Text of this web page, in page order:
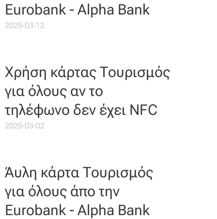
Eurobank - Alpha Bank
2025-03-12
Χρήση κάρτας Τουρισμός
για όλους αν το
τηλέφωνο δεν έχει NFC
2025-03-02
Άυλη κάρτα Τουρισμός
για όλους άπο την
Eurobank - Alpha Bank